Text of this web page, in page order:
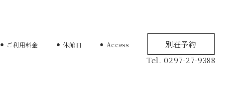
⚫︎ ご利用料金 ⚫︎ 休館日 ⚫︎ Access
別荘予約
Tel. 0297-27-9388